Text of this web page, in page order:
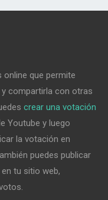
que permite
compartirla con otras
crear una votación
Youtube y luego
la votación en
puedes publicar
tu sitio web,